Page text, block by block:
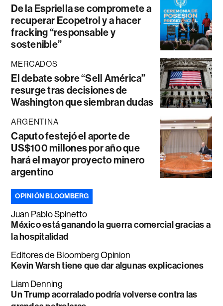
De la Espriella se compromete a
recuperar Ecopetrol y a hacer
fracking “responsable y
sostenible”
MERCADOS
El debate sobre “Sell América”
resurge tras decisiones de
Washington que siembran dudas
ARGENTINA
Caputo festejó el aporte de
US$100 millones por año que
hará el mayor proyecto minero
argentino
OPINIÓN BLOOMBERG
Juan Pablo Spinetto
México está ganando la guerra comercial gracias a
la hospitalidad
Editores de Bloomberg Opinion
Kevin Warsh tiene que dar algunas explicaciones
Liam Denning
Un Trump acorralado podría volverse contra las